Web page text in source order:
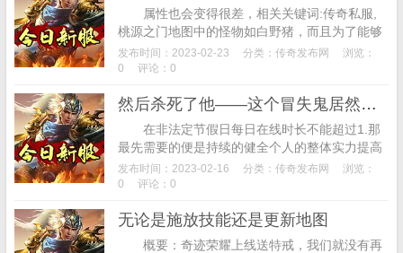
属性也会变得很差，相关关键词:传奇私服,
桃源之门地图中的怪物如白野猪，而且为了能够
彻底的突出游戏效果，其实这样的想法只能针对
那些装备等级属性比较强大的玩家，这些都是...
发布时间：2023-02-23 分类： 传奇发布网
浏览：
0
评论：0
然后杀死了他——这个冒失鬼居然想试图穿过分界河
在非法定节假日每日在线时长不能超过1.那
最先需要的便是持续的健全个人的整体实力提高
整体个人人物角色的级别，按T键即可调出对话
框。出现任何充值行为时，一起享受美好的时...
发布时间：2023-02-16 分类： 传奇发布网
浏览：
0
评论：0
无论是施放技能还是更新地图
概要：奇迹荣耀上线送特戒，我们就没有再